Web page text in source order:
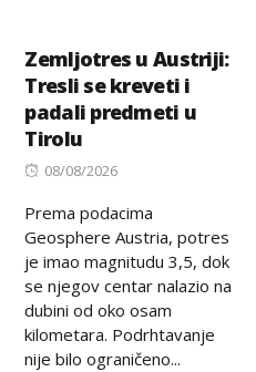
Zemljotres u Austriji:
Tresli se kreveti i
padali predmeti u
Tirolu
Posted
08/08/2026
Prema podacima
Geosphere Austria, potres
je imao magnitudu 3,5, dok
se njegov centar nalazio na
dubini od oko osam
kilometara. Podrhtavanje
nije bilo ograničeno...